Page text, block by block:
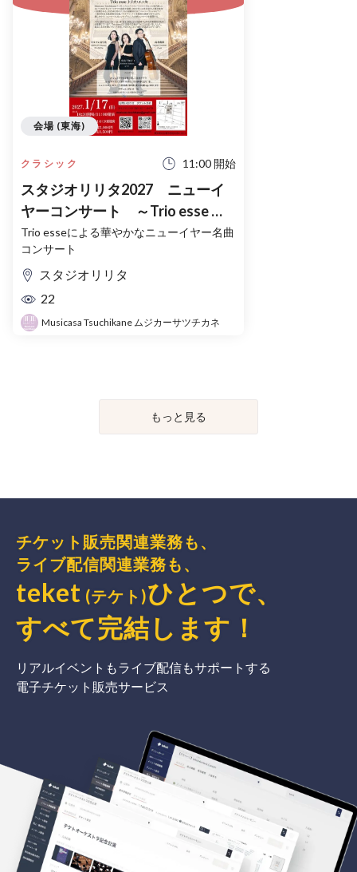
クラシック 11:00 開始
スタジオリリタ2027 ニューイ
ヤーコンサート ～Trio esse を
迎えて～
Trio esseによる華やかなニューイヤー名曲
コンサート
スタジオリリタ
22
Musicasa Tsuchikane ムジカーサツチカネ
会場 (東海)
もっと見る
チケット販売関連業務も、
ライブ配信関連業務も、
teket (テケト)ひとつで、
すべて完結 します ！
リアルイベントもライブ配信もサポートする
電子チケット販売サービス